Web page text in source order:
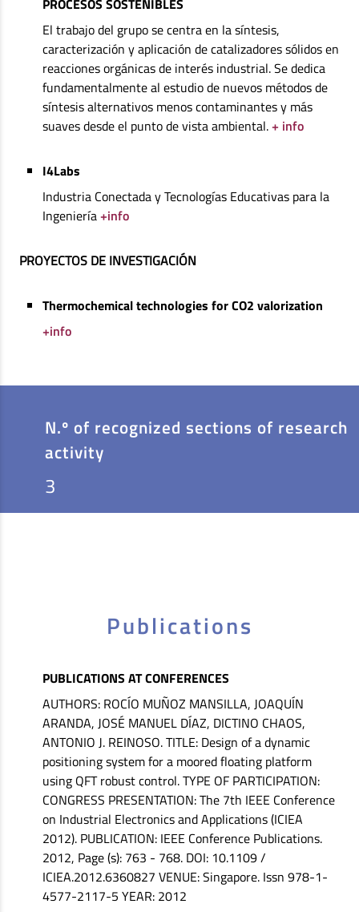
PROCESOS SOSTENIBLES
El trabajo del grupo se centra en la síntesis,
caracterización y aplicación de catalizadores sólidos en
reacciones orgánicas de interés industrial. Se dedica
fundamentalmente al estudio de nuevos métodos de
síntesis alternativos menos contaminantes y más
suaves desde el punto de vista ambiental.+ info
I4Labs
Industria Conectada y Tecnologías Educativas para la
Ingeniería+info
PROYECTOS DE INVESTIGACIÓN
Thermochemical technologies for CO2 valorization
+info
N.º of recognized sections of research
activity
3
Publications
PUBLICATIONS AT CONFERENCES
AUTHORS: ROCÍO MUÑOZ MANSILLA, JOAQUÍN
ARANDA, JOSÉ MANUEL DÍAZ, DICTINO CHAOS,
ANTONIO J. REINOSO. TITLE: Design of a dynamic
positioning system for a moored floating platform
using QFT robust control. TYPE OF PARTICIPATION:
CONGRESS PRESENTATION: The 7th IEEE Conference
on Industrial Electronics and Applications (ICIEA
2012). PUBLICATION: IEEE Conference Publications.
2012, Page (s): 763 - 768. DOI: 10.1109 /
ICIEA.2012.6360827 VENUE: Singapore. Issn 978-1-
4577-2117-5 YEAR: 2012